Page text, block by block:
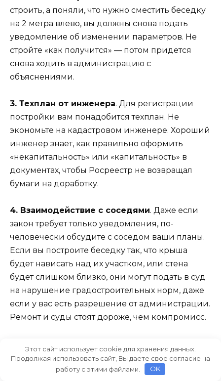
строить, а поняли, что нужно сместить беседку
на 2 метра влево, вы должны снова подать
уведомление об изменении параметров. Не
стройте «как получится» — потом придется
снова ходить в администрацию с
объяснениями.
3. Техплан от инженера. Для регистрации
постройки вам понадобится техплан. Не
экономьте на кадастровом инженере. Хороший
инженер знает, как правильно оформить
«некапитальность» или «капитальность» в
документах, чтобы Росреестр не возвращал
бумаги на доработку.
4. Взаимодействие с соседями. Даже если
закон требует только уведомления, по-
человечески обсудите с соседом ваши планы.
Если вы построите беседку так, что крыша
будет нависать над их участком, или стена
будет слишком близко, они могут подать в суд
на нарушение градостроительных норм, даже
если у вас есть разрешение от администрации.
Ремонт и суды стоят дороже, чем компромисс.
самостроем?. Если беседка стоит уже 10 лет, и
никто к ней не придергался — не лезьте туда
Этот сайт использует cookie для хранения данных.
Продолжая использовать сайт, Вы даете свое согласие на
работу с этими файлами.
OK